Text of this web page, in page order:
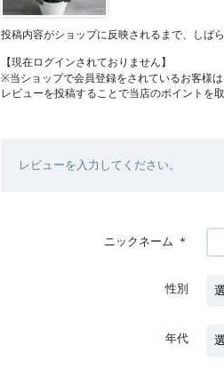
投稿内容がショップに反映されるまで、しば
【現在ログインされておりません】
※当ショップで会員登録をされているお客様は
レビューを投稿することで当店のポイントを
レビューを入力してください。
ニックネーム ＊
性別
年代